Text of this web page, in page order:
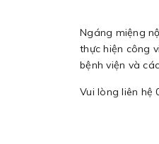
Ngáng miệng
thực hiện công
bệnh viện và
Vui lòng liên hệ